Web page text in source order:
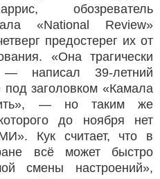
обозреватель
«National Review»
предостерег их от
«Она трагически
— написал 39-летний
под заголовком «Камала
— но таким же
до ноября нет
Кук считает, что в
всё может быстро
смены настроений»,